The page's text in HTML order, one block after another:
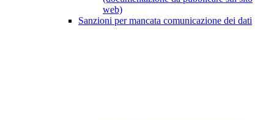
web)
Sanzioni per mancata comunicazione dei dati